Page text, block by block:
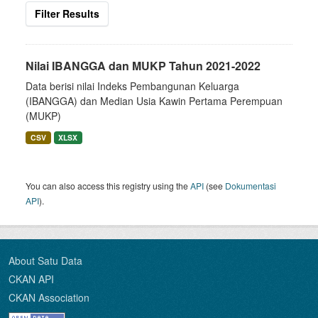
Filter Results
Nilai IBANGGA dan MUKP Tahun 2021-2022
Data berisi nilai Indeks Pembangunan Keluarga
(IBANGGA) dan Median Usia Kawin Pertama Perempuan
(MUKP)
CSV XLSX
You can also access this registry using theAPI (see Dokumentasi
API).
About Satu Data
CKAN API
CKAN Association